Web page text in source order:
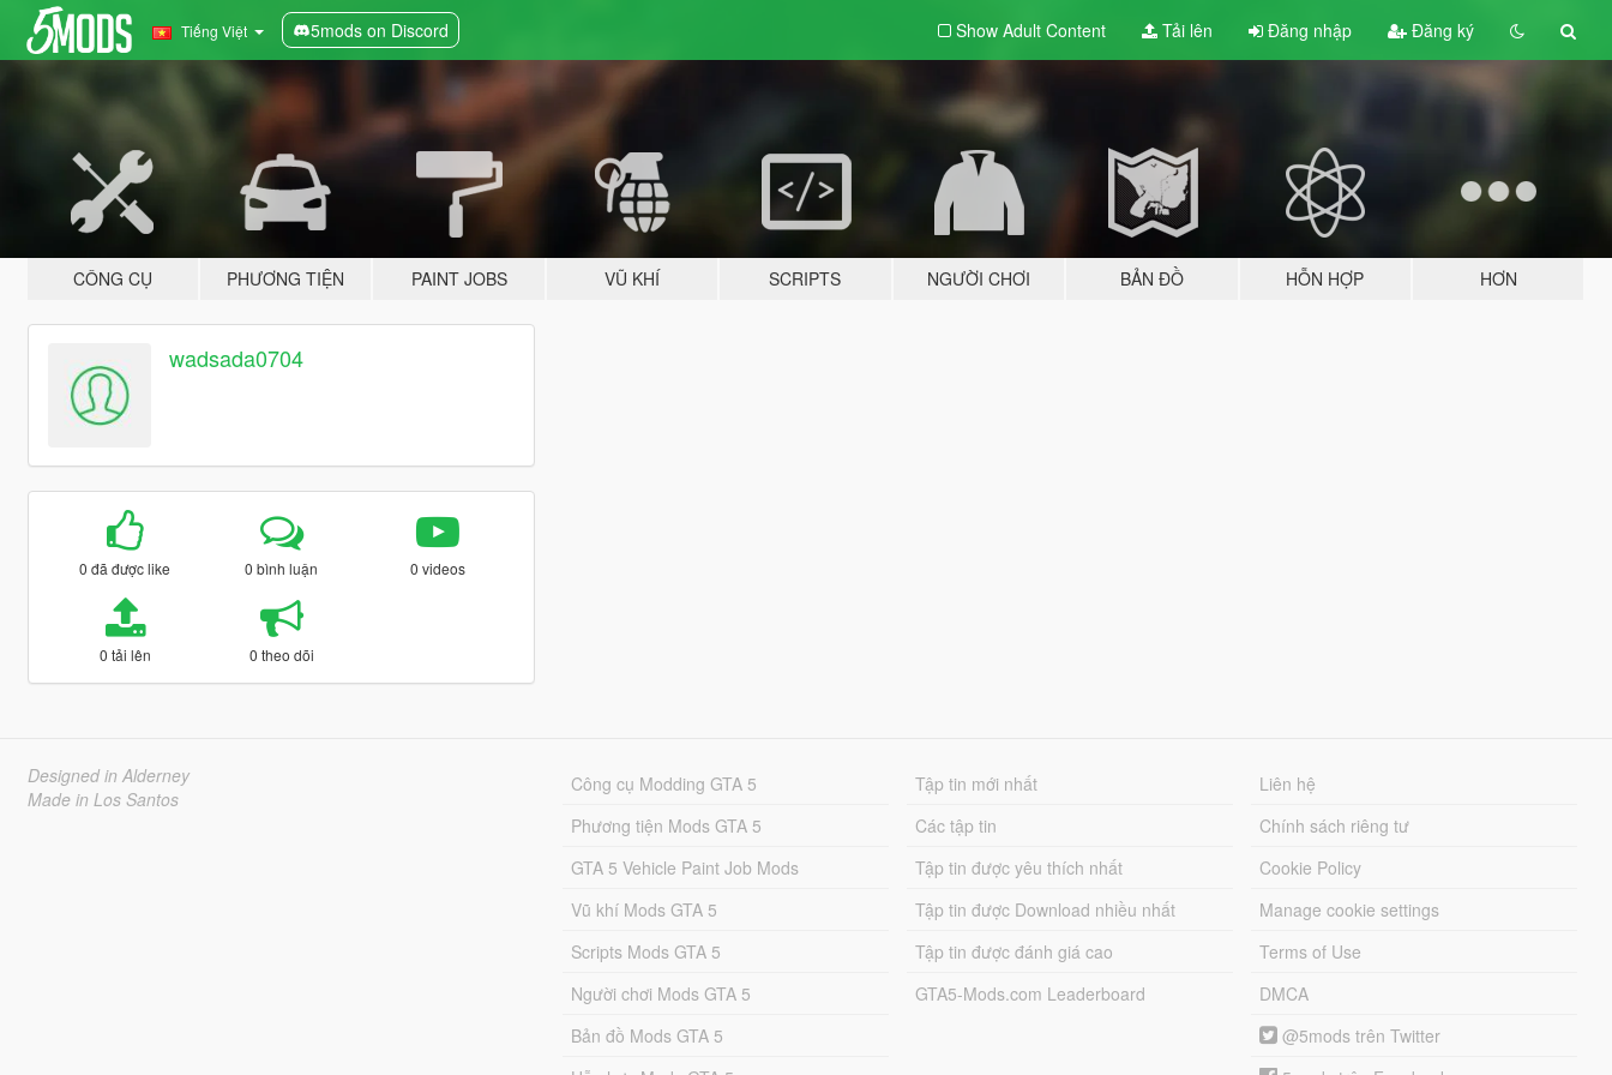
Tiếng Việt 5mods on Discord Show Adult Content Tải lên Đăng nhập Đăng ký
CÔNG CỤ PHƯƠNG TIỆN PAINT JOBS VŨ KHÍ SCRIPTS NGƯỜI CHƠI BẢN ĐỒ HỖN HỢP HƠN
wadsada0704
0 đã được like 0 bình luận 0 videos
0 tải lên 0 theo dõi
Designed in Alderney
Made in Los Santos
Công cụ Modding GTA 5
Phương tiện Mods GTA 5
GTA 5 Vehicle Paint Job Mods
Vũ khí Mods GTA 5
Scripts Mods GTA 5
Người chơi Mods GTA 5
Bản đồ Mods GTA 5
Tập tin mới nhất
Các tập tin
Tập tin được yêu thích nhất
Tập tin được Download nhiều nhất
Tập tin được đánh giá cao
GTA5-Mods.com Leaderboard
Liên hệ
Chính sách riêng tư
Cookie Policy
Manage cookie settings
Terms of Use
DMCA
@5mods trên Twitter